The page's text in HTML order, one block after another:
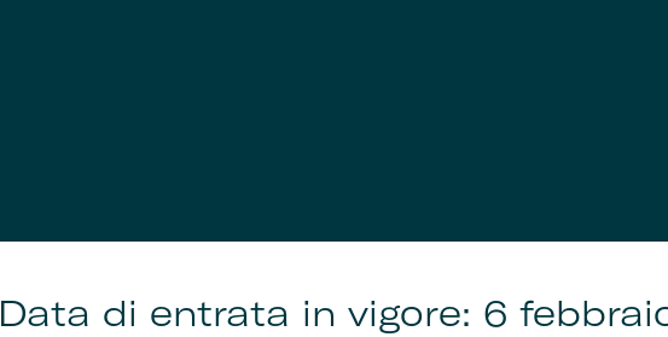
Data di entrata in vigore: 6